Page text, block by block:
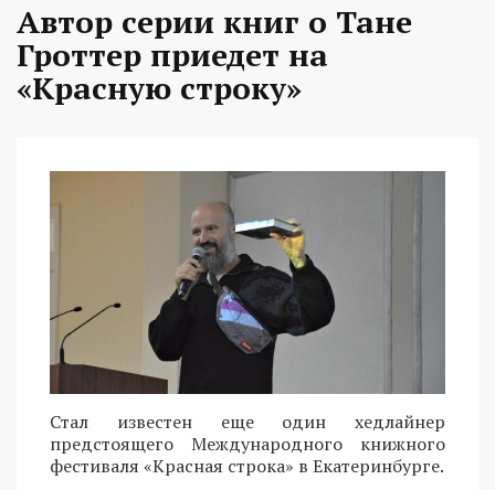
Автор серии книг о Тане
Гроттер приедет на
«Красную строку»
Стал известен еще один хедлайнер
предстоящего Международного книжного
фестиваля «Красная строка» в Екатеринбурге.